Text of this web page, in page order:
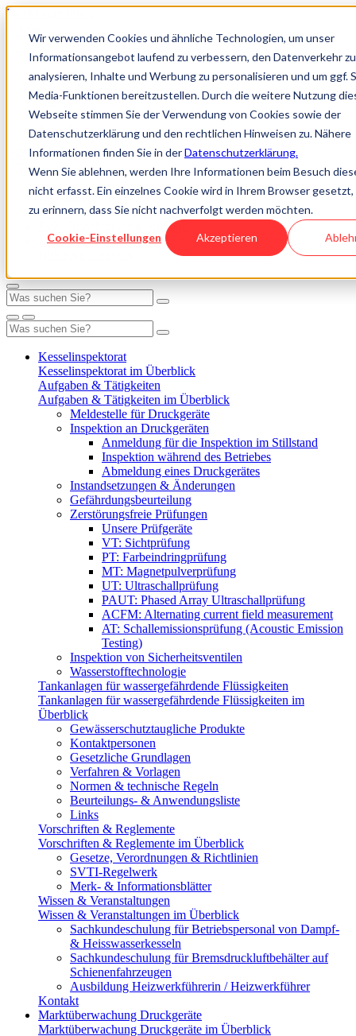
Wir verwenden Cookies und ähnliche Technologien, um unser
Informationsangebot laufend zu verbessern, den Datenverkehr zu
analysieren, Inhalte und Werbung zu personalisieren und um ggf.
Media-Funktionen bereitzustellen. Durch die weitere Nutzung
Webseite stimmen Sie der Verwendung von Cookies sowie der
Datenschutzerklärung und den rechtlichen Hinweisen zu. Nähere
Informationen finden Sie in derDatenschutzerklärung.
Wenn Sie ablehnen, werden Ihre Informationen beim Besuch
nicht erfasst. Ein einzelnes Cookie wird in Ihrem Browser gesetzt,
zu erinnern, dass Sie nicht nachverfolgt werden möchten.
Cookie-Einstellungen Akzeptieren
Direkt zum Inhalt
Über uns
Jobs & Karriere
Akademie
Wissen
Kontakt
Kesselinspektorat
Marktüberwachung Druckgeräte
Eidg. Inspektorat für Aufzüge
Eidg. Rohrleitungsinspektorat
Kesselinspektorat
Kesselinspektorat im Überblick
Aufgaben & Tätigkeiten
Aufgaben & Tätigkeiten im Überblick
Meldestelle für Druckgeräte
Inspektion an Druckgeräten
Anmeldung für die Inspektion im Stillstand
Inspektion während des Betriebes
Abmeldung eines Druckgerätes
Instandsetzungen & Änderungen
Gefährdungsbeurteilung
Zerstörungsfreie Prüfungen
Unsere Prüfgeräte
VT: Sichtprüfung
PT: Farbeindringprüfung
MT: Magnetpulverprüfung
UT: Ultraschallprüfung
PAUT: Phased Array Ultraschallprüfung
ACFM: Alternating current field measurement
AT: Schallemissionsprüfung (Acoustic Emission
Testing)
Inspektion von Sicherheitsventilen
Wasserstofftechnologie
Tankanlagen für wassergefährdende Flüssigkeiten
Tankanlagen für wassergefährdende Flüssigkeiten im
Überblick
Gewässerschutztaugliche Produkte
Kontaktpersonen
Gesetzliche Grundlagen
Verfahren & Vorlagen
Normen & technische Regeln
Beurteilungs- & Anwendungsliste
Links
Vorschriften & Reglemente
Vorschriften & Reglemente im Überblick
Gesetze, Verordnungen & Richtlinien
SVTI-Regelwerk
Merk- & Informationsblätter
Wissen & Veranstaltungen
Wissen & Veranstaltungen im Überblick
Sachkundeschulung für Betriebspersonal von Dampf-
& Heisswasserkesseln
Sachkundeschulung für Bremsdruckluftbehälter auf
Schienenfahrzeugen
Ausbildung Heizwerkführerin / Heizwerkführer
Kontakt
Marktüberwachung Druckgeräte
Marktüberwachung Druckgeräte im Überblick